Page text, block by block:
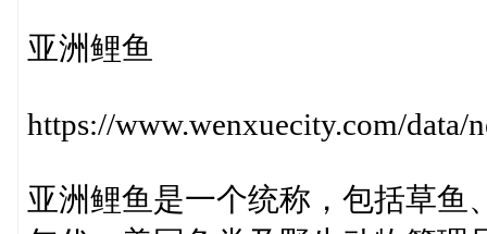
亚洲鲤鱼
https://www.wenxuecity.com/data/
亚洲鲤鱼是一个统称，包括草鱼